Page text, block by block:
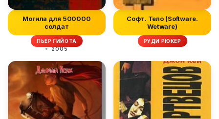
Могила для 500000
солдат
ПЬЕР ГИЙОТА
2005
Софт. Тело (Software.
Wetware)
РУДИ РЮКЕР